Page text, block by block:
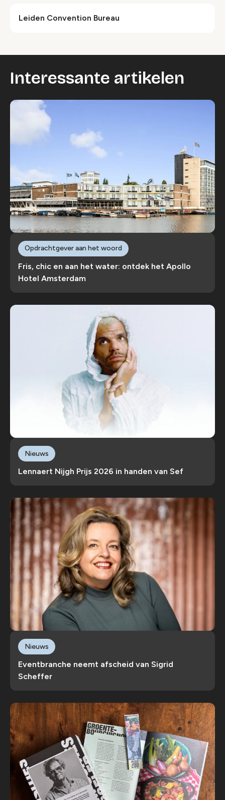
Leiden Convention Bureau
Interessante artikelen
Fris, chic en aan het water: ontdek het Apollo
Hotel Amsterdam
Opdrachtgever aan het woord
Lennaert Nijgh Prijs 2026 in handen van Sef
Nieuws
Eventbranche neemt afscheid van Sigrid
Scheffer
Nieuws